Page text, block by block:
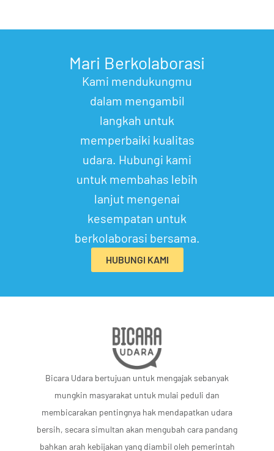
Mari Berkolaborasi
Kami mendukungmu
dalam mengambil
langkah untuk
memperbaiki kualitas
udara. Hubungi kami
untuk membahas lebih
lanjut mengenai
kesempatan untuk
berkolaborasi bersama.
HUBUNGI KAMI
Bicara Udara bertujuan untuk mengajak sebanyak
mungkin masyarakat untuk mulai peduli dan
membicarakan pentingnya hak mendapatkan udara
bersih, secara simultan akan mengubah cara pandang
bahkan arah kebijakan yang diambil oleh pemerintah